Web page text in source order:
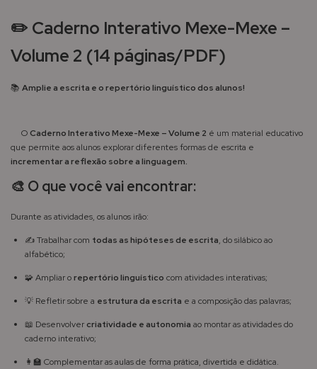
✏️ Caderno Interativo Mexe-Mexe –
Volume 2 (14 páginas/PDF)
📚 Amplie a escrita e o repertório linguístico dos alunos!
OCaderno Interativo Mexe-Mexe – Volume 2 é um material educativo
que permite aos alunos explorar diferentes formas de escrita e
incrementar a reflexão sobre a linguagem.
🎨 O que você vai encontrar:
Durante as atividades, os alunos irão:
✍️ Trabalhar com todas as hipóteses de escrita, do silábico ao
alfabético;
🧩 Ampliar orepertório linguístico com atividades interativas;
💡 Refletir sobre a estrutura da escrita e a composição das palavras;
📖 Desenvolver criatividade e autonomia ao montar as atividades do
caderno interativo;
👩‍🏫 Complementar as aulas de forma prática, divertida e didática.